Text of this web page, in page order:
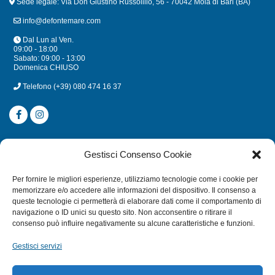
Gestisci Consenso Cookie
Per fornire le migliori esperienze, utilizziamo tecnologie come i cookie per
memorizzare e/o accedere alle informazioni del dispositivo. Il consenso a
queste tecnologie ci permetterà di elaborare dati come il comportamento di
navigazione o ID unici su questo sito. Non acconsentire o ritirare il
consenso può influire negativamente su alcune caratteristiche e funzioni.
Gestisci servizi
Sede legale: Via Don Giustino Russolillo, 56 - 70042 Mola di Bari (BA)
info@defontemare.com
Dal Lun al Ven.
09:00 - 18:00
Sabato: 09:00 - 13:00
Domenica CHIUSO
Telefono (+39) 080 474 16 37
CATEGORIE
MULINELLI
CANNE
ACCESSORI NAUTICI
ACCESSORI PESCA